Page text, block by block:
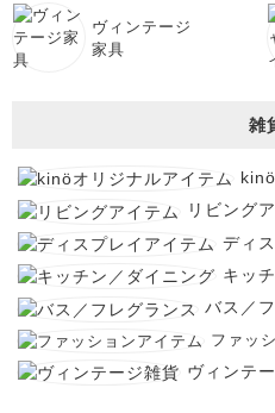
ヴィンテージ
家具
雑
リビング
ディ
キッ
バス／
ファッ
ヴィンテ